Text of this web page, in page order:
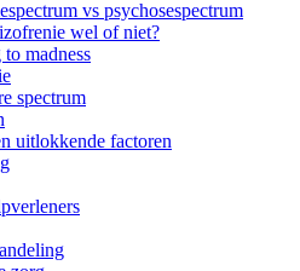
vs psychosespectrum
wel of niet?
madness
spectrum
uitlokkende factoren